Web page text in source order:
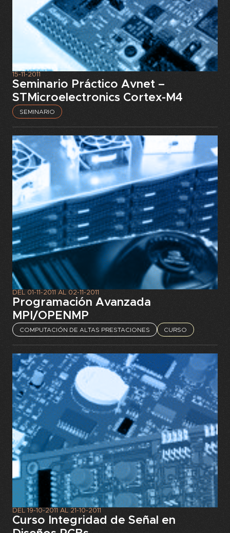
15-11-2011
Seminario Práctico Avnet –
STMicroelectronics Cortex-M4
SEMINARIO
DEL 01-11-2011 AL 02-11-2011
Programación Avanzada
MPI/OPENMP
COMPUTACIÓN DE ALTAS PRESTACIONES CURSO
DEL 19-10-2011 AL 21-10-2011
Curso Integridad de Señal en